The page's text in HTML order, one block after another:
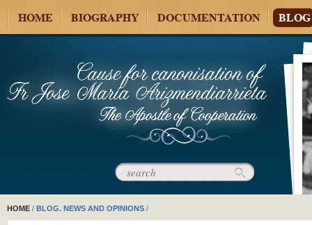
HOME BIOGRAPHY DOCUMENTATION BLOG
HOME/ BLOG. NEWS AND OPINIONS/